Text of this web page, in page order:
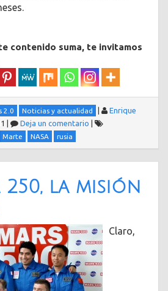
contenido suma, te invitamos
2.0 Noticias y actualidad |
Enrique
| Deja un comentario |
Marte NASA rusia
250, la misión
Claro,